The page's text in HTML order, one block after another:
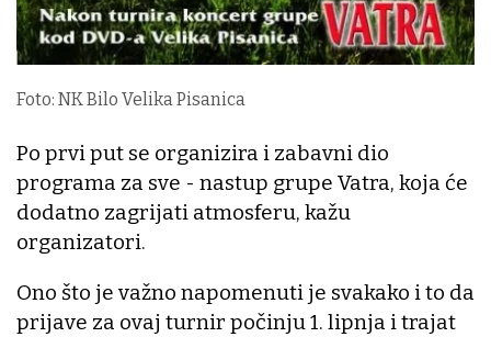
Foto: NK Bilo Velika Pisanica
Po prvi put se organizira i zabavni dio
programa za sve - nastup grupe Vatra, koja će
dodatno zagrijati atmosferu, kažu
organizatori.
Ono što je važno napomenuti je svakako i to da
prijave za ovaj turnir počinju 1. lipnja i trajat